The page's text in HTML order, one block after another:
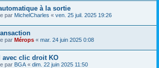
à la sortie
par MichelCharles « ven. 25 juil. 2025 19:26
par Mérops « mar. 24 juin 2025 0:08
avec clic droit KO
par BGA « dim. 22 juin 2025 11:50